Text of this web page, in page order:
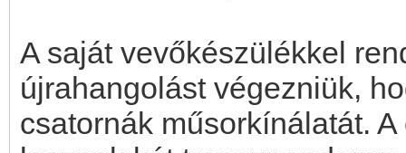
A saját vevőkészülékkel
újrahangolást végezniük,
csatornák műsorkínálatát.